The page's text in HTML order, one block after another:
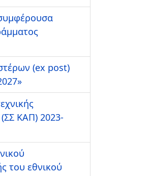
(ex post)
ΚΑΠ) 2023-
του εθνικού